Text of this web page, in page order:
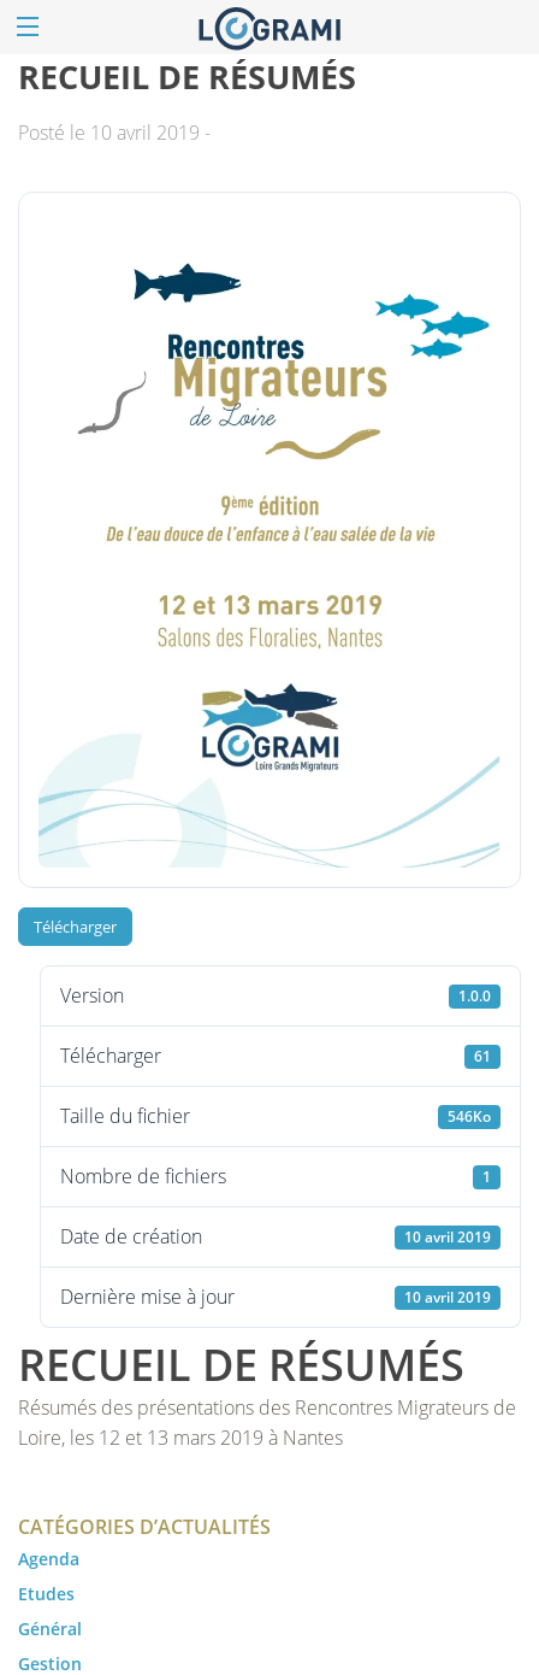
RECUEIL DE RÉSUMÉS
Posté le 10 avril 2019 -
Télécharger
Version 1.0.0
Télécharger 61
Taille du fichier 546Ko
Nombre de fichiers 1
Date de création 10 avril 2019
Dernière mise à jour 10 avril 2019
RECUEIL DE RÉSUMÉS
Résumés des présentations des Rencontres Migrateurs de
Loire, les 12 et 13 mars 2019 à Nantes
CATÉGORIES D’ACTUALITÉS
Agenda
Etudes
Général
Gestion